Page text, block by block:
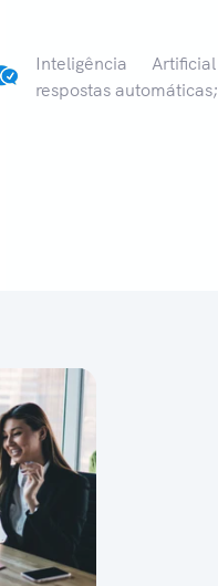
Inteligência
respostas automáticas;